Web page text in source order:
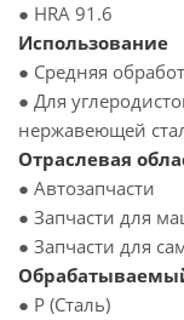
● HRA 91.6
Использование
● Средняя
● Для
нержавеющей
Отраслевая
● Автозапчасти
● Запчасти для
● Запчасти для
● P (Сталь)